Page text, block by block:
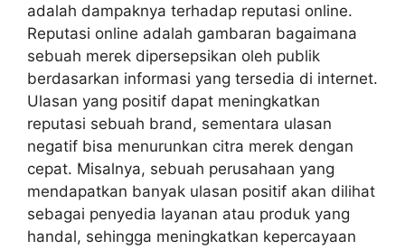
adalah dampaknya terhadap reputasi online.
Reputasi online adalah gambaran bagaimana
sebuah merek dipersepsikan oleh publik
berdasarkan informasi yang tersedia di internet.
Ulasan yang positif dapat meningkatkan
reputasi sebuah brand, sementara ulasan
negatif bisa menurunkan citra merek dengan
cepat. Misalnya, sebuah perusahaan yang
mendapatkan banyak ulasan positif akan dilihat
sebagai penyedia layanan atau produk yang
handal, sehingga meningkatkan kepercayaan